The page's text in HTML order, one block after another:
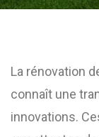
La rénovation
connaît une
innovations.